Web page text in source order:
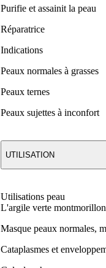
Purifie et assainit la peau
Réparatrice
Indications
Peaux normales à grasses
Peaux ternes
Peaux sujettes à inconfort
UTILISATION
Utilisations peau
L'argile verte
Masque peaux normales,
Cataplasmes et